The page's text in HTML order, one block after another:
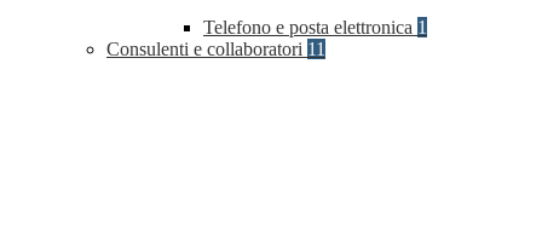
Telefono e posta elettronica 1
Consulenti e collaboratori 11